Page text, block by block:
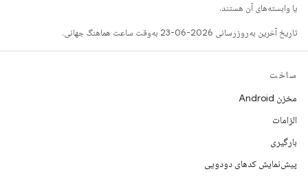
یا وابسته‌های آن هستند.
تاریخ آخرین به‌روزرسانی 2026-06-23 به‌وقت ساعت هماهنگ جهانی.
ساخت
مخزن Android
الزامات
بارگیری
پیش‌نمایش کدهای دودویی